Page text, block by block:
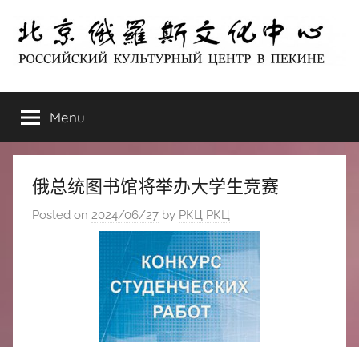
content
北
京
俄
罗
ЦЕНТР
В
ПЕКИНЕ
Menu
俄总统图书馆将举办大学生竞赛
Posted on 2024/06/27 by РКЦ РКЦ